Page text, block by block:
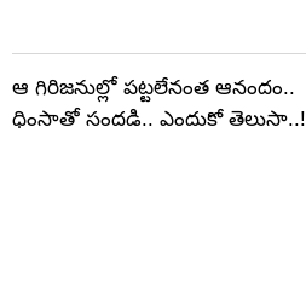
ఆ గిరిజనుల్లో పట్టలేనంత ఆనందం..
ధింసాతో సందడి.. ఎందుకో తెలుసా..!